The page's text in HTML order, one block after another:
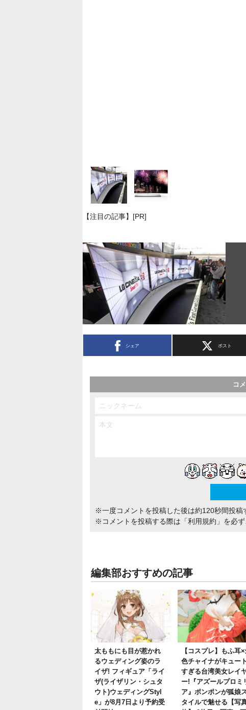
【注目の記事】[PR]
シェア ポスト
コ
※一度コメントを投稿した後は約120秒間投稿
※コメントを投稿する際は 「利用規約」 を必
編集部おすすめの記事
太ももにも目が惹かれ
るウェディング姿のラ
イザ! フィギュア「ライ
ザ(ライザリン・シュタ
ウト)ウェディングStyl
e」が8月7日より予約受
【コスプレ】もふ耳
色チャイナがキュート
すぎる台湾美女レイ
ー!『アズールプロミ
ア』ポンポンが狐娘
タイルで魅せる【写